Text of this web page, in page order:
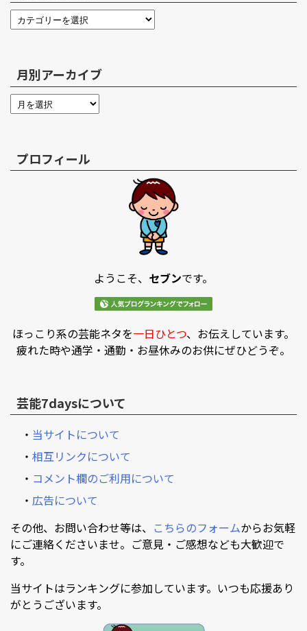
月別アーカイブ
プロフィール
ようこそ、 セブンです。
ほっこり系の芸能ネタを一日ひとつ、お伝えしています。
疲れた時や通学・通勤・お昼休みのお供にぜひどうぞ。
芸能7daysについて
・ 当サイトについて
・ 相互リンクについて
・ コメント欄のご利用について
・ 広告について
その他、お問い合わせ等は、 こちらのフォームからお気軽
にご連絡くださいませ。ご意見・ご感想なども大歓迎で
す。
当サイトはランキングに参加しています。いつも応援あり
がとうございます。